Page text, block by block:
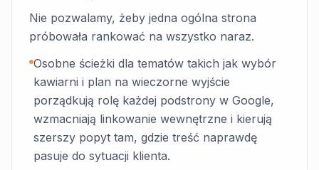
Nie pozwalamy, żeby jedna ogólna strona
próbowała rankować na wszystko naraz.
Osobne ścieżki dla tematów takich jak wybór
kawiarni i plan na wieczorne wyjście
porządkują rolę każdej podstrony w Google,
wzmacniają linkowanie wewnętrzne i kierują
szerszy popyt tam, gdzie treść naprawdę
pasuje do sytuacji klienta.